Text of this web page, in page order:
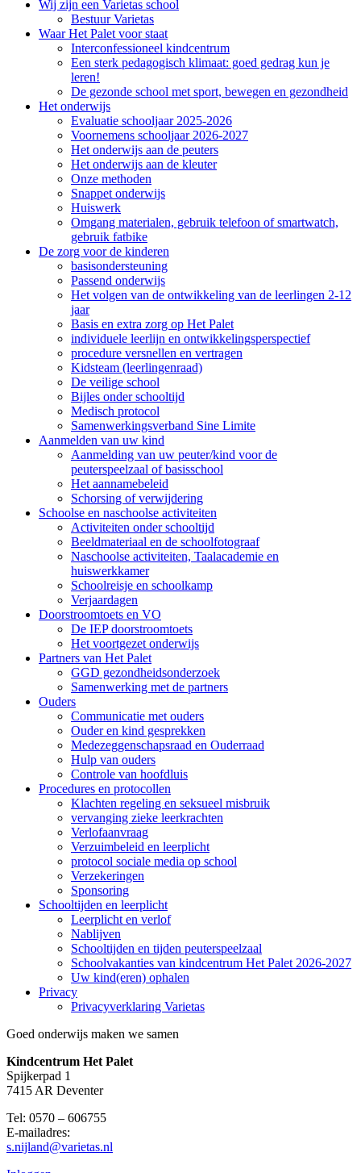
Wij zijn een Varietas school
Bestuur Varietas
Waar Het Palet voor staat
Interconfessioneel kindcentrum
Een sterk pedagogisch klimaat: goed gedrag kun je
leren!
De gezonde school met sport, bewegen en gezondheid
Het onderwijs
Evaluatie schooljaar 2025-2026
Voornemens schooljaar 2026-2027
Het onderwijs aan de peuters
Het onderwijs aan de kleuter
Onze methoden
Snappet onderwijs
Huiswerk
Omgang materialen, gebruik telefoon of smartwatch,
gebruik fatbike
De zorg voor de kinderen
basisondersteuning
Passend onderwijs
Het volgen van de ontwikkeling van de leerlingen 2-12
jaar
Basis en extra zorg op Het Palet
individuele leerlijn en ontwikkelingsperspectief
procedure versnellen en vertragen
Kidsteam (leerlingenraad)
De veilige school
Bijles onder schooltijd
Medisch protocol
Samenwerkingsverband Sine Limite
Aanmelden van uw kind
Aanmelding van uw peuter/kind voor de
peuterspeelzaal of basisschool
Het aannamebeleid
Schorsing of verwijdering
Schoolse en naschoolse activiteiten
Activiteiten onder schooltijd
Beeldmateriaal en de schoolfotograaf
Naschoolse activiteiten, Taalacademie en
huiswerkkamer
Schoolreisje en schoolkamp
Verjaardagen
Doorstroomtoets en VO
De IEP doorstroomtoets
Het voortgezet onderwijs
Partners van Het Palet
GGD gezondheidsonderzoek
Samenwerking met de partners
Ouders
Communicatie met ouders
Ouder en kind gesprekken
Medezeggenschapsraad en Ouderraad
Hulp van ouders
Controle van hoofdluis
Procedures en protocollen
Klachten regeling en seksueel misbruik
vervanging zieke leerkrachten
Verlofaanvraag
Verzuimbeleid en leerplicht
protocol sociale media op school
Verzekeringen
Sponsoring
Schooltijden en leerplicht
Leerplicht en verlof
Nablijven
Schooltijden en tijden peuterspeelzaal
Schoolvakanties van kindcentrum Het Palet 2026-2027
Uw kind(eren) ophalen
Privacy
Privacyverklaring Varietas
Goed onderwijs maken we samen
Kindcentrum Het Palet
Spijkerpad 1
7415 AR Deventer
Tel: 0570 – 606755
E-mailadres:
s.nijland@varietas.nl